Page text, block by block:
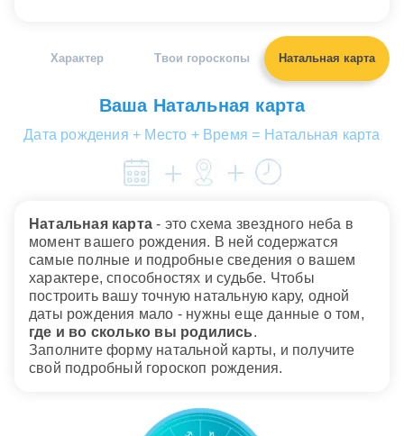
Характер Твои гороскопы Натальная карта
Ваша Натальная карта
Дата рождения + Место + Время = Натальная карта
Натальная карта - это схема звездного неба в
момент вашего рождения. В ней содержатся
самые полные и подробные сведения о вашем
характере, способностях и судьбе. Чтобы
построить вашу точную натальную кару, одной
даты рождения мало - нужны еще данные о том,
где и во сколько вы родились.
Заполните форму натальной карты, и получите
свой подробный гороскоп рождения.